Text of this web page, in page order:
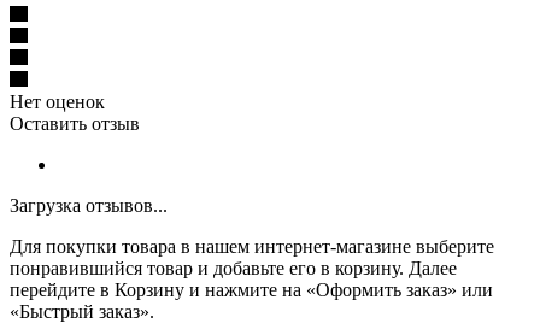
Нет оценок
Оставить отзыв
Загрузка отзывов...
Для покупки товара в нашем интернет-магазине выберите
понравившийся товар и добавьте его в корзину. Далее
перейдите в Корзину и нажмите на «Оформить заказ» или
«Быстрый заказ».